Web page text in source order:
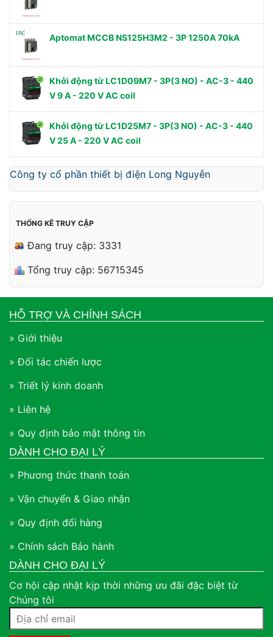
Aptomat MCCB NS125H3M2 - 3P 1250A 70kA
Khởi động từ LC1D09M7 - 3P(3 NO) - AC-3 - 440
V 9 A - 220 V AC coil
Khởi động từ LC1D25M7 - 3P(3 NO) - AC-3 - 440
V 25 A - 220 V AC coil
Công ty cổ phần thiết bị điện Long Nguyễn
THỐNG KÊ TRUY CẬP
Đang truy cập: 3331
Tổng truy cập: 56715345
HỖ TRỢ VÀ CHÍNH SÁCH
» Giới thiệu
» Đối tác chiến lược
» Triết lý kinh doanh
» Liên hệ
» Quy định bảo mật thông tin
DÀNH CHO ĐẠI LÝ
» Phương thức thanh toán
» Vận chuyển & Giao nhận
» Quy định đổi hàng
» Chính sách Bảo hành
DÀNH CHO ĐẠI LÝ
Cơ hội cập nhật kịp thời những ưu đãi đặc biệt từ
Chúng tôi